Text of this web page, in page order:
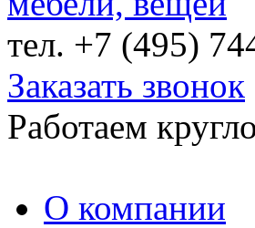
тел. +7 (495)
Заказать звонок
Работаем
О компании